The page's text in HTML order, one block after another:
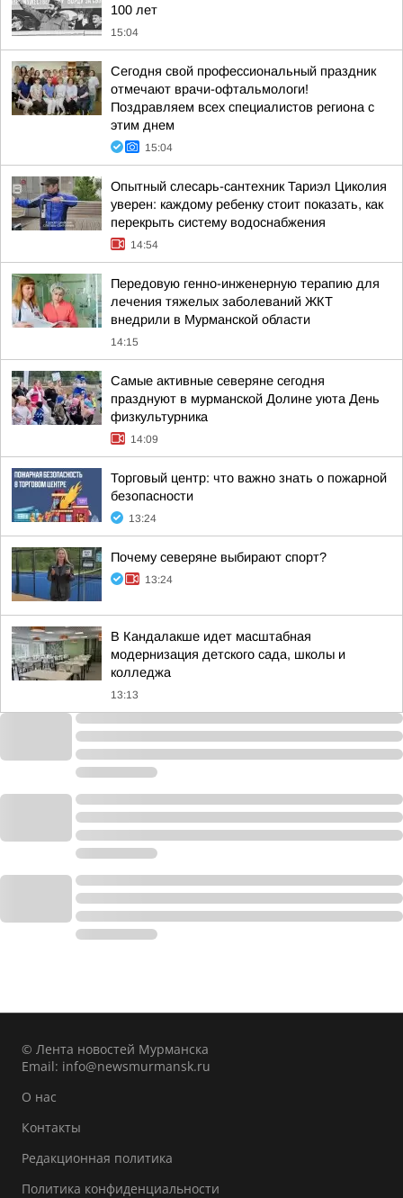
100 лет
15:04
Сегодня свой профессиональный праздник
отмечают врачи-офтальмологи!
Поздравляем всех специалистов региона с
этим днем
15:04
Опытный слесарь-сантехник Тариэл Циколия
уверен: каждому ребенку стоит показать, как
перекрыть систему водоснабжения
14:54
Передовую генно-инженерную терапию для
лечения тяжелых заболеваний ЖКТ
внедрили в Мурманской области
14:15
Самые активные северяне сегодня
празднуют в мурманской Долине уюта День
физкультурника
14:09
Торговый центр: что важно знать о пожарной
безопасности
13:24
Почему северяне выбирают спорт?
13:24
В Кандалакше идет масштабная
модернизация детского сада, школы и
колледжа
13:13
© Лента новостей Мурманска
Email: info@newsmurmansk.ru
О нас
Контакты
Редакционная политика
Политика конфиденциальности